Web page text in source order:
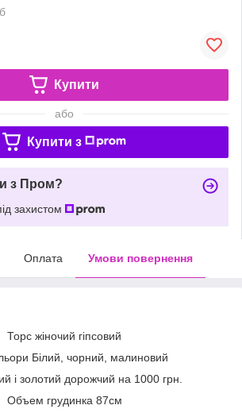
Купити
або
Купити з
з Пром?
захистом
Оплата Умови повернення
Торс жіночий гіпсовий
Білий, чорний, малиновий
і золотий дорожчий на 1000 грн.
Объем грудинка 87см